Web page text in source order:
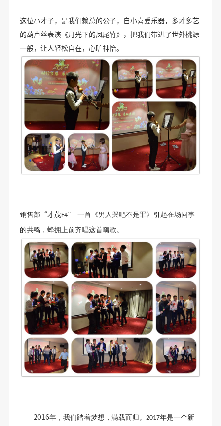
这位小才子，是我们赖总的公子，自小喜爱乐器，多才多艺
的葫芦丝表演《月光下的凤尾竹》，把我们带进了世外桃源
一般，让人轻松自在，心旷神怡。
销售部 “才茂F4“，一首《男人哭吧不是罪》引起在场同事
的共鸣，蜂拥上前齐唱这首嗨歌。
2016年，我们踏着梦想，满载而归。2017年是一个新